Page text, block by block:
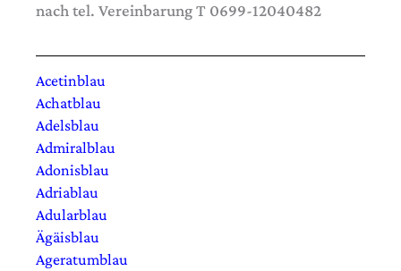
nach tel. Vereinbarung T 0699-12040482
Acetinblau
Achatblau
Adelsblau
Admiralblau
Adonisblau
Adriablau
Adularblau
Ägäisblau
Ageratumblau